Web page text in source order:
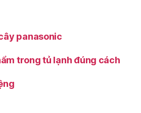
panasonic
trong tủ lạnh đúng cách